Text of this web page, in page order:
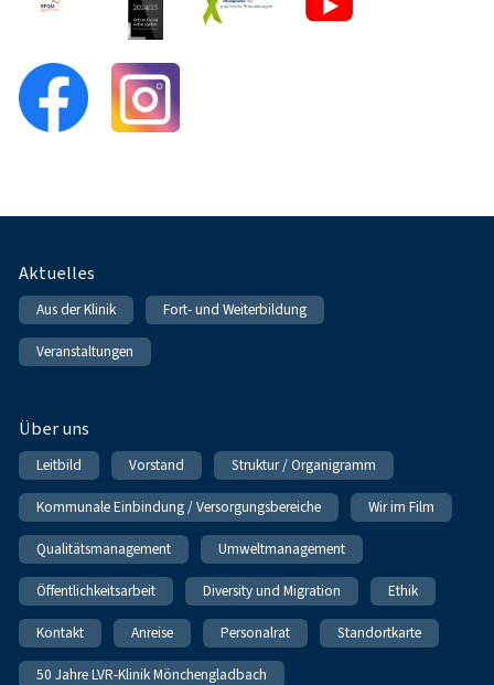
Fußnavigation
Aktuelles
Aus der Klinik Fort- und Weiterbildung
Veranstaltungen
Über uns
Leitbild Vorstand Struktur / Organigramm
Kommunale Einbindung / Versorgungsbereiche Wir im Film
Qualitätsmanagement Umweltmanagement
Öffentlichkeitsarbeit Diversity und Migration Ethik
Kontakt Anreise Personalrat Standortkarte
50 Jahre LVR-Klinik Mönchengladbach